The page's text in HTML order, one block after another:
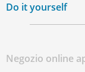
Do it yourself
Negozio online